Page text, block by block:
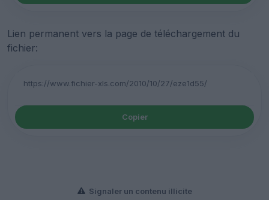
Lien permanent vers la page de téléchargement du
fichier:
Copier
Signaler un contenu illicite